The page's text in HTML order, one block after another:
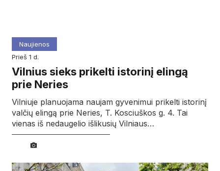
Naujienos
prieš 1 d.
Vilnius sieks prikelti istorinį elingą
prie Neries
Vilniuje planuojama naujam gyvenimui prikelti istorinį
valčių elingą prie Neries, T. Kosciuškos g. 4. Tai
vienas iš nedaugelio išlikusių Vilniaus…